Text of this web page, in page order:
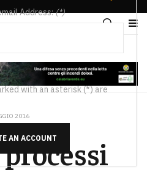
Address:(*)
with an asterisk (*) are
AN ACCOUNT
2016